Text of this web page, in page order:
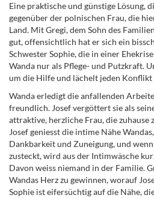
Eine praktische und günstige Lösung,
gegenüber der polnischen Frau, die
Land. Mit Gregi, dem Sohn des
gut, offensichtlich hat er sich ein
Schwester Sophie, die in einer
Wanda nur als Pflege- und Putzkraft.
um die Hilfe und lächelt jeden Konflikt
Wanda erledigt die anfallenden
freundlich. Josef vergöttert sie als
attraktive, herzliche Frau, die zuhause
Josef geniesst die intime Nähe
Dankbarkeit und Zuneigung, und
zusteckt, wird aus der Intimwäsche
Davon weiss niemand in der Familie.
Wandas Herz zu gewinnen, worauf
Sophie ist eifersüchtig auf die Nähe,